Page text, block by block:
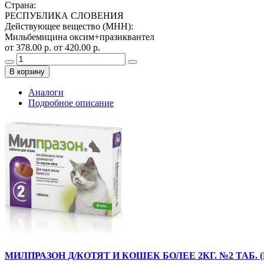
Страна:
РЕСПУБЛИКА СЛОВЕНИЯ
Действующее вещество (МНН):
Мильбемицина оксим+празиквантел
от 378.00 р. от 420.00 р.
В корзину
Аналоги
Подробное описание
МИЛПРАЗОН Д/КОТЯТ И КОШЕК БОЛЕЕ 2КГ. №2 ТАБ.